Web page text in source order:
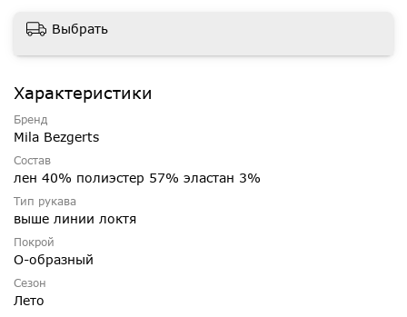
Выбрать
Характеристики
Бренд
Mila Bezgerts
Состав
лен 40% полиэстер 57% эластан 3%
Тип рукава
выше линии локтя
Покрой
О-образный
Сезон
Лето